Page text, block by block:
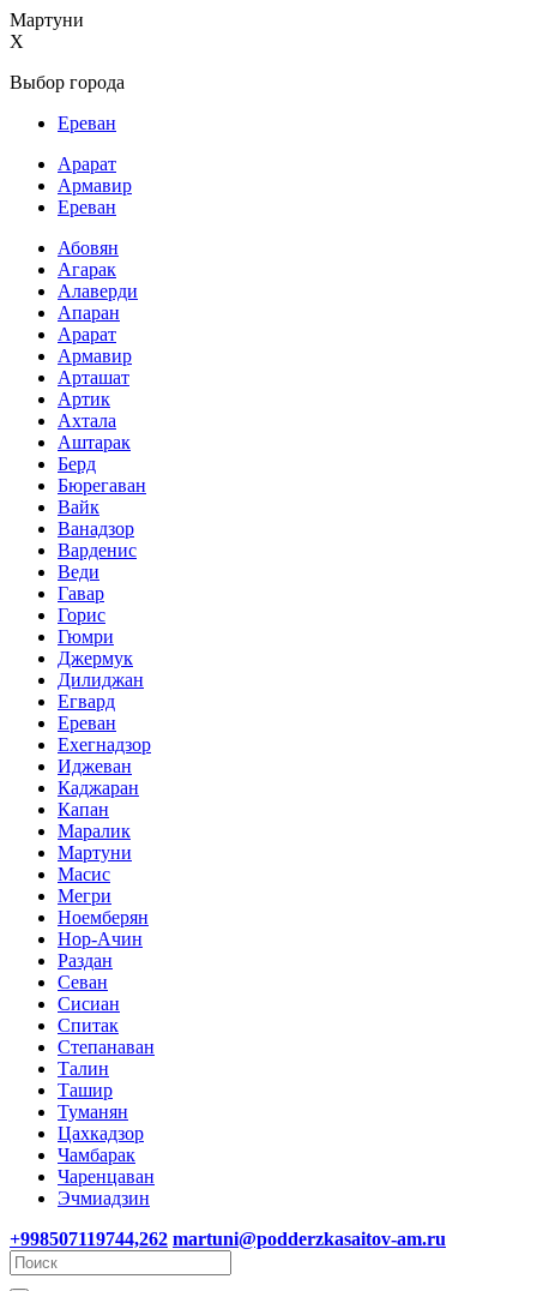
Мартуни
X
Выбор города
Ереван
Арарат
Армавир
Ереван
Абовян
Агарак
Алаверди
Апаран
Арарат
Армавир
Арташат
Артик
Ахтала
Аштарак
Берд
Бюрегаван
Вайк
Ванадзор
Варденис
Веди
Гавар
Горис
Гюмри
Джермук
Дилиджан
Егвард
Ереван
Ехегнадзор
Иджеван
Каджаран
Капан
Маралик
Мартуни
Масис
Мегри
Ноемберян
Нор-Ачин
Раздан
Севан
Сисиан
Спитак
Степанаван
Талин
Ташир
Туманян
Цахкадзор
Чамбарак
Чаренцаван
Эчмиадзин
+998507119744,262 martuni@podderzkasaitov-am.ru